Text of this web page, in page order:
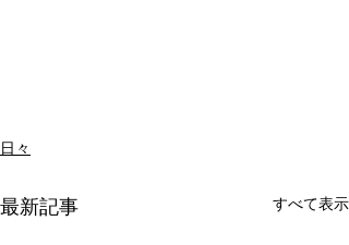
日々
最新記事 すべて表示